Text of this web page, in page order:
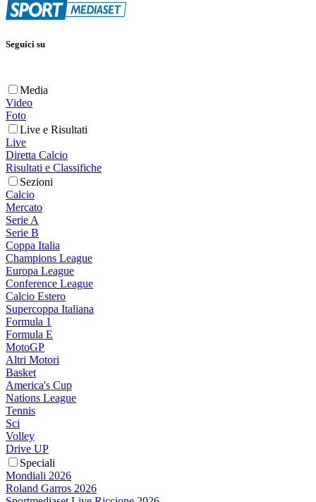
Seguici su
Media
Video
Foto
Live e Risultati
Live
Diretta Calcio
Risultati e Classifiche
Sezioni
Calcio
Mercato
Serie A
Serie B
Coppa Italia
Champions League
Europa League
Conference League
Calcio Estero
Supercoppa Italiana
Formula 1
Formula E
MotoGP
Altri Motori
Basket
America's Cup
Nations League
Tennis
Sci
Volley
Drive UP
Speciali
Mondiali 2026
Roland Garros 2026